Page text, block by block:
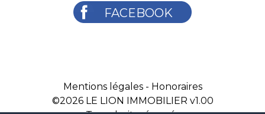
FACEBOOK
Mentions légales- Honoraires
©2026 LE LION IMMOBILIER v1.00